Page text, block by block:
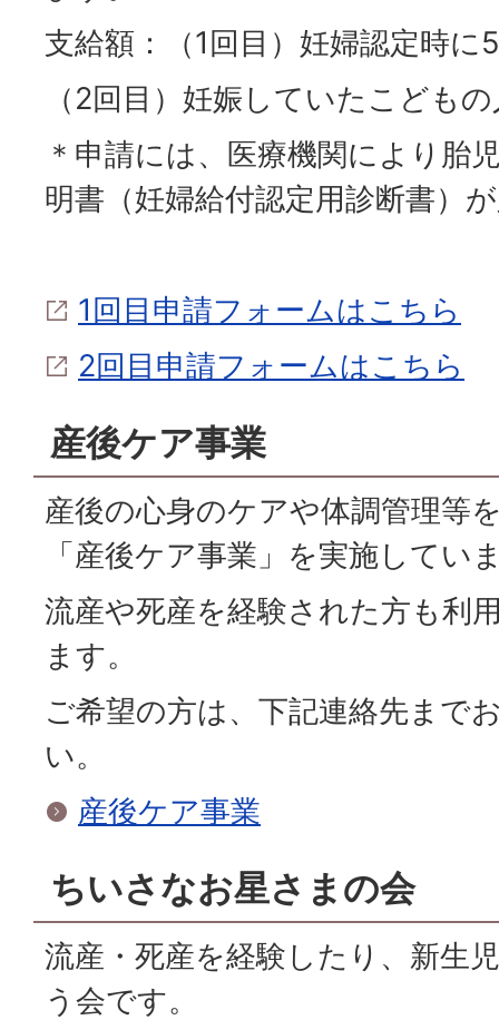
支給額：（1回目）妊婦認定時に
（2回目）妊娠していたこども
＊申請には、医療機関により胎
明書（妊婦給付認定用診断書）
1回目申請フォームはこちら
2回目申請フォームはこちら
産後ケア事業
産後の心身のケアや体調管理等
「産後ケア事業」を実施してい
流産や死産を経験された方も利
ます。
ご希望の方は、下記連絡先まで
い。
産後ケア事業
ちいさなお星さまの会
流産・死産を経験したり、新生
う会です。